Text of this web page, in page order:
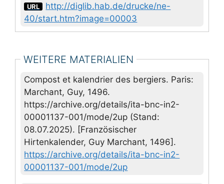
URL
http://diglib.hab.de/drucke/ne-
40/start.htm?image=00003
WEITERE MATERIALIEN
Compost et kalendrier des bergiers. Paris:
Marchant, Guy, 1496.
https://archive.org/details/ita-bnc-in2-
00001137-001/mode/2up (Stand:
08.07.2025). [Französischer
Hirtenkalender, Guy Marchant, 1496].
https://archive.org/details/ita-bnc-in2-
00001137-001/mode/2up